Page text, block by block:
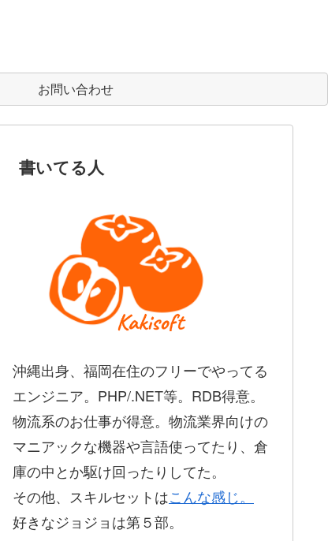
お問い合わせ
書いてる人
沖縄出身、福岡在住のフリーでやってる
エンジニア。PHP/.NET等。RDB得意。
物流系のお仕事が得意。物流業界向けの
マニアックな機器や言語使ってたり、倉
庫の中とか駆け回ったりしてた。
その他、スキルセットはこんな感じ。
好きなジョジョは第５部。